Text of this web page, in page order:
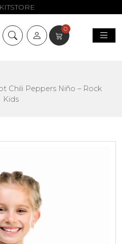
0
Chili Peppers Niño – Rock
Kids